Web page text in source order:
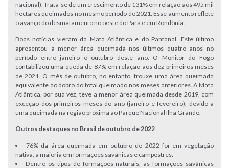
nacional). Trata-se de um crescimento de 131% em relação aos 495 mil
hectares queimados no mesmo período de 2021. Esse aumento reflete
o avanço do desmatamento no oeste do Pará e em Rondônia.
Boas notícias vieram da Mata Atlântica e do Pantanal. Este último
apresentou a menor área queimada nos últimos quatro anos no
período entre janeiro e outubro deste ano. O Monitor do Fogo
contabilizou uma queda de 87% em relação aos dez primeiros meses
de 2021. O mês de outubro, no entanto, trouxe uma área queimada
equivalente ao dobro do total queimado nos meses anteriores. A Mata
Atlântica, por sua vez, teve a menor área queimada desde 2019, com
exceção dos primeiros meses do ano (janeiro e fevereiro), devido a
uma queimada na região próxima ao Parque Nacional Ilha Grande.
Outros destaques no Brasil de outubro de 2022
76% da área queimada em outubro de 2022 foi em vegetação
nativa, a maioria em formações savânicas e campestres.
Dentre os tipos de formações naturais, as formações savânicas